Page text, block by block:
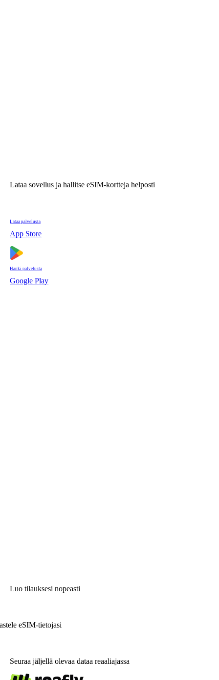
Lataa sovellus ja hallitse eSIM-kortteja helposti
Lataa palvelusta
App Store
Hanki palvelusta
Google Play
Luo tilauksesi nopeasti
eSIM-tietojasi
Seuraa jäljellä olevaa dataa reaaliajassa